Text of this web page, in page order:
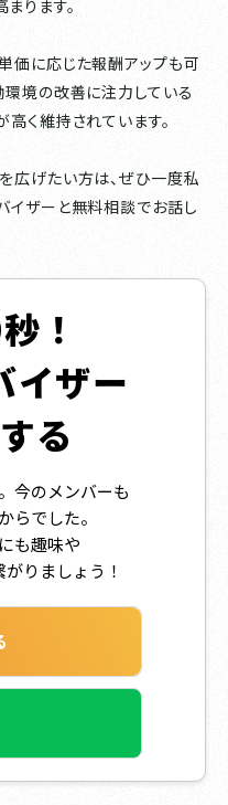
ります。
価に応じた報酬アップも可
環境の改善に注力している
く維持されています。
広げたい方は、ぜひ一度私
イザーと無料相談でお話し
！
イザー
る
今のメンバーも
らでした。
も趣味や
りましょう！